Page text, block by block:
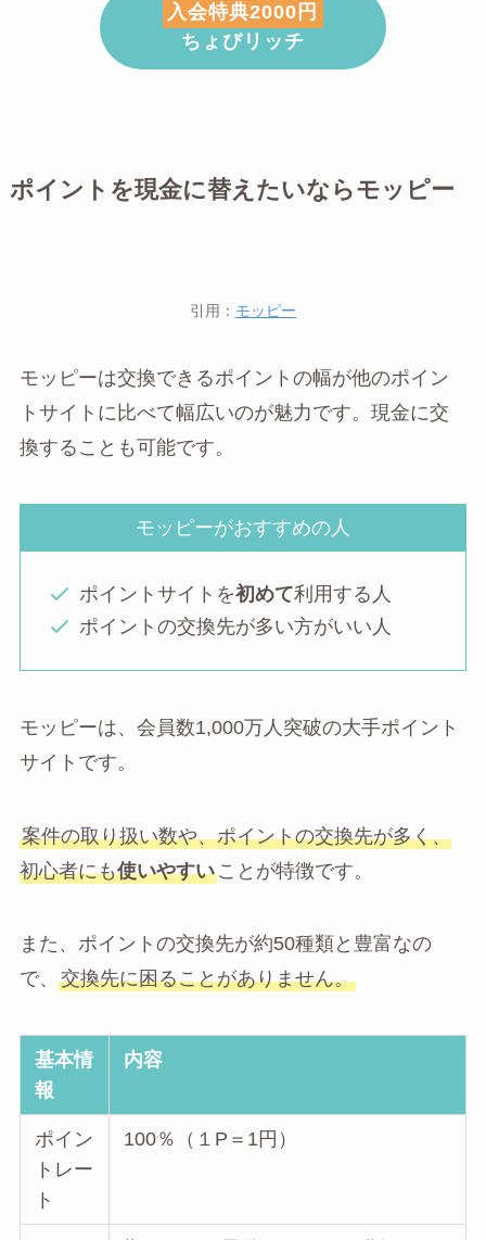
入会特典2000円
ちょびリッチ
ポイントを現金に替えたいならモッピー
引用： モッピー
モッピーは交換できるポイントの幅が他のポイン
トサイトに比べて幅広いのが魅力です。現金に交
換することも可能です。
モッピーがおすすめの人
ポイントサイトを初めて利用する人
ポイントの交換先が多い方がいい人
モッピーは、会員数1,000万人突破の大手ポイント
サイトです。
案件の取り扱い数や、ポイントの交換先が多く、
初心者にも使いやすいことが特徴です。
また、ポイントの交換先が約50種類と豊富なの
で、 交換先に困ることがありません。
基本情
報
内容
ポイン
トレー
ト
100％（１P＝1円）